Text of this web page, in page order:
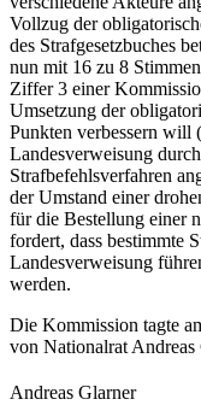
Vollzug der
des Strafgesetzbuches
nun mit 16 zu 8
Ziffer 3 einer
Umsetzung der
Punkten verbessern will
Landesverweisung
Strafbefehlsverfahren
der Umstand einer
für die Bestellung einer
fordert, dass bestimmte
Landesverweisung
werden.
Die Kommission tagte
von Nationalrat
​Andreas Glarner